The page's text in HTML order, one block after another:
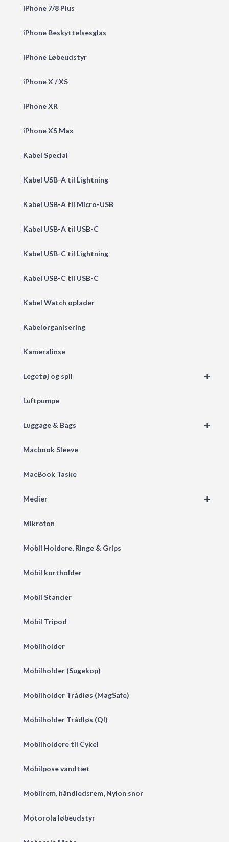
iPhone 7/8 Plus
iPhone Beskyttelsesglas
iPhone Løbeudstyr
iPhone X / XS
iPhone XR
iPhone XS Max
Kabel Special
Kabel USB-A til Lightning
Kabel USB-A til Micro-USB
Kabel USB-A til USB-C
Kabel USB-C til Lightning
Kabel USB-C til USB-C
Kabel Watch oplader
Kabelorganisering
Kameralinse
+
Legetøj og spil
Luftpumpe
+
Luggage & Bags
Macbook Sleeve
MacBook Taske
+
Medier
Mikrofon
Mobil Holdere, Ringe & Grips
Mobil kortholder
Mobil Stander
Mobil Tripod
Mobilholder
Mobilholder (Sugekop)
Mobilholder Trådløs (MagSafe)
Mobilholder Trådløs (QI)
Mobilholdere til Cykel
Mobilpose vandtæt
Mobilrem, håndledsrem, Nylon snor
Motorola løbeudstyr